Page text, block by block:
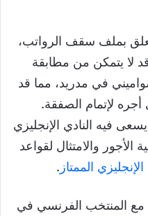
بملف سقف الرواتب،
لا يتمكن من مطابقة
في مدريد، مما قد
لإتمام الصفقة.
فيه النادي الإنجليزي
الأجور والامتثال لقواعد
الممتاز .
مع المنتخب الفرنسي في